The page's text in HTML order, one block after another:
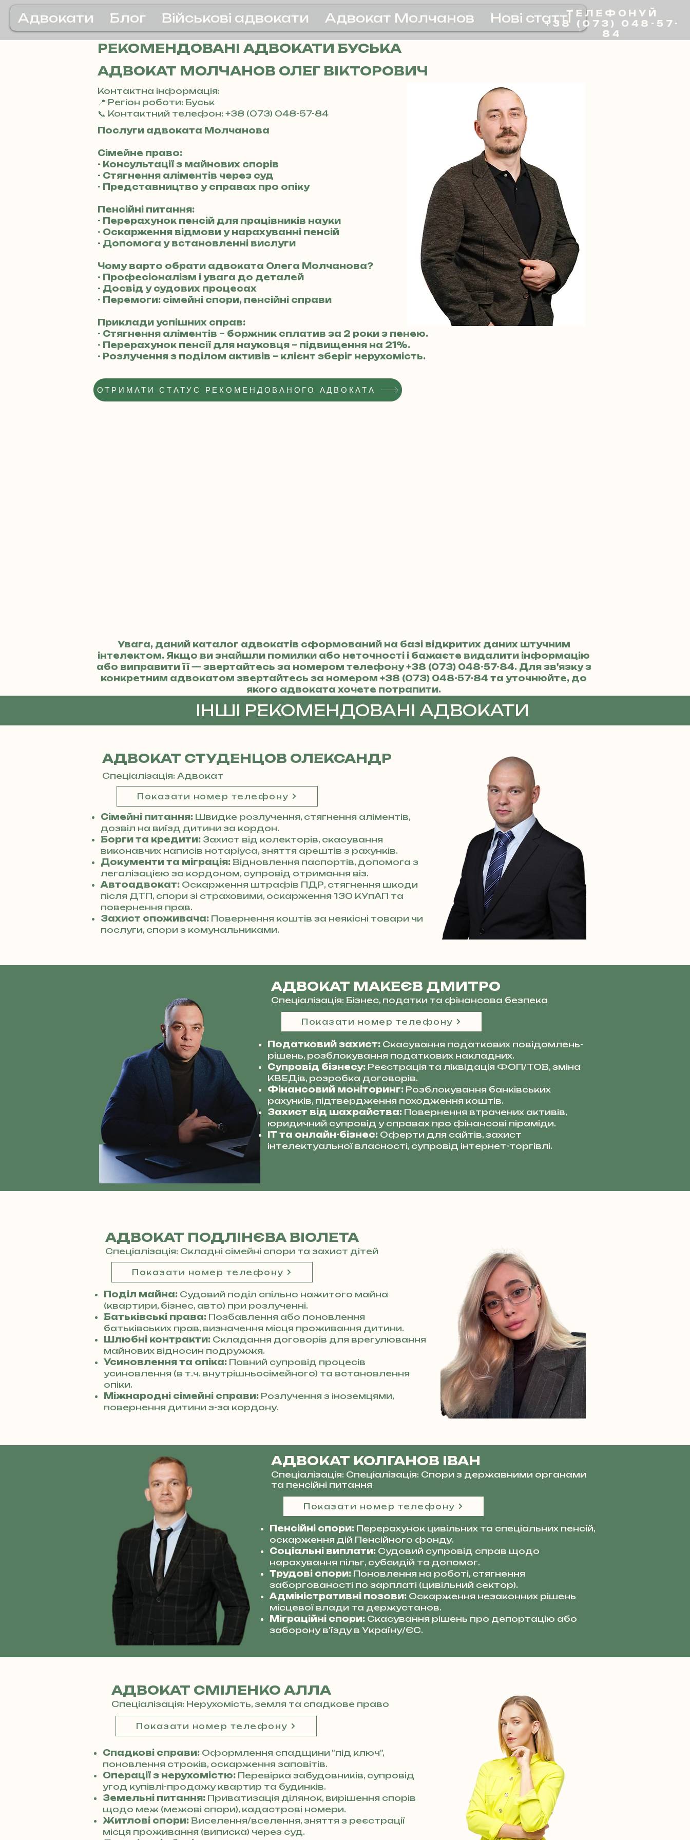
Адвокати Блог Військові адвокати Адвокат Молчанов Нові статтіТЕЛЕФОНУЙ
+38 (073) 048-57-
84
РЕКОМЕНДОВАНІ АДВОКАТИ БУСЬКА
АДВОКАТ МОЛЧАНОВ ОЛЕГ ВІКТОРОВИЧ
Контактна інформація:
📍 Регіон роботи: Буськ
📞 Контактний телефон: +38 (073) 048-57-84
Послуги адвоката Молчанова
Сімейне право:
- Консультації з майнових спорів
- Стягнення аліментів через суд
- Представництво у справах про опіку
Пенсійні питання:
- Перерахунок пенсій для працівників науки
- Оскарження відмови у нарахуванні пенсій
- Допомога у встановленні вислуги
Чому варто обрати адвоката Олега Молчанова?
- Професіоналізм і увага до деталей
- Досвід у судових процесах
- Перемоги: сімейні спори, пенсійні справи
Приклади успішних справ:
- Стягнення аліментів – боржник сплатив за 2 роки з пенею.
- Перерахунок пенсії для науковця – підвищення на 21%.
- Розлучення з поділом активів – клієнт зберіг нерухомість.
ОТРИМАТИ СТАТУС РЕКОМЕНДОВАНОГО АДВОКАТА
Увага, даний каталог адвокатів сформований на базі відкритих даних штучним
інтелектом. Якщо ви знайшли помилки або неточності і бажаєте видалити інформацію
або виправити її — звертайтесь за номером телефону+38 (073) 048-57-84. Для зв'язку з
конкретним адвокатом звертайтесь за номером +38 (073) 048-57-84 та уточнюйте, до
якого адвоката хочете потрапити.
ІНШІ РЕКОМЕНДОВАНІ АДВОКАТИ
АДВОКАТ СТУДЕНЦОВ ОЛЕКСАНДР
Спеціалізація: Адвокат
Показати номер телефону
Сімейні питання: Швидке розлучення, стягнення аліментів,
дозвіл на виїзд дитини за кордон.
Борги та кредити: Захист від колекторів, скасування
виконавчих написів нотаріуса, зняття арештів з рахунків.
Документи та міграція: Відновлення паспортів, допомога з
легалізацією за кордоном, супровід отримання віз.
Автоадвокат: Оскарження штрафів ПДР, стягнення шкоди
після ДТП, спори зі страховими, оскарження 130 КУпАП та
повернення прав.
Захист споживача: Повернення коштів за неякісні товари чи
послуги, спори з комунальниками.
АДВОКАТ МАКЕЄВ ДМИТРО
Спеціалізація: Бізнес, податки та фінансова безпека
Податковий захист: Скасування податкових повідомлень-
рішень, розблокування податкових накладних.
Супровід бізнесу: Реєстрація та ліквідація ФОП/ТОВ, зміна
КВЕДів, розробка договорів.
Фінансовий моніторинг: Розблокування банківських
рахунків, підтвердження походження коштів.
Захист від шахрайства: Повернення втрачених активів,
юридичний супровід у справах про фінансові піраміди.
IT та онлайн-бізнес: Оферти для сайтів, захист
інтелектуальної власності, супровід інтернет-торгівлі.
Показати номер телефону
АДВОКАТ ПОДЛІНЄВА ВІОЛЕТА
Спеціалізація: Складні сімейні спори та захист дітей
Показати номер телефону
Поділ майна: Судовий поділ спільно нажитого майна
(квартири, бізнес, авто) при розлученні.
Батьківські права: Позбавлення або поновлення
батьківських прав, визначення місця проживання дитини.
Шлюбні контракти: Складання договорів для врегулювання
майнових відносин подружжя.
Усиновлення та опіка: Повний супровід процесів
усиновлення (в т.ч. внутрішньосімейного) та встановлення
опіки.
Міжнародні сімейні справи: Розлучення з іноземцями,
повернення дитини з-за кордону.
АДВОКАТ КОЛГАНОВ ІВАН
Спеціалізація: Спеціалізація: Спори з державними органами
та пенсійні питання
Пенсійні спори: Перерахунок цивільних та спеціальних пенсій,
оскарження дій Пенсійного фонду.
Соціальні виплати: Судовий супровід справ щодо
нарахування пільг, субсидій та допомог.
Трудові спори: Поновлення на роботі, стягнення
заборгованості по зарплаті (цивільний сектор).
Адміністративні позови: Оскарження незаконних рішень
місцевої влади та держустанов.
Міграційні спори: Скасування рішень про депортацію або
заборону в'їзду в Україну/ЄС.
Показати номер телефону
АДВОКАТ СМІЛЕНКО АЛЛА
Спеціалізація: Нерухомість, земля та спадкове право
Показати номер телефону
Спадкові справи: Оформлення спадщини "під ключ",
поновлення строків, оскарження заповітів.
Операції з нерухомістю: Перевірка забудовників, супровід
угод купівлі-продажу квартир та будинків.
Земельні питання: Приватизація ділянок, вирішення спорів
щодо меж (межові спори), кадастрові номери.
Житлові спори: Виселення/вселення, зняття з реєстрації
місця проживання (виписка) через суд.